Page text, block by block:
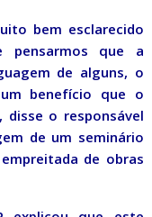
bem esclarecido
pensarmos que a
de alguns, o
benefício que o
disse o responsável
de um seminário
de obras